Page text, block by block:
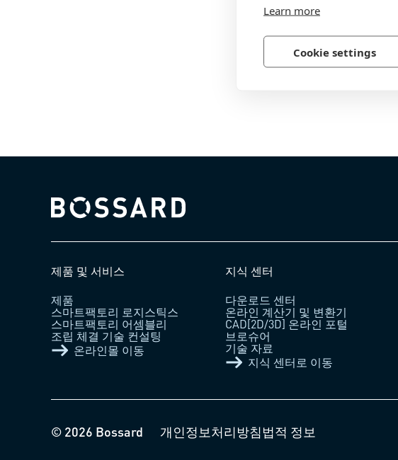
Learn more
Cookie settings
Polyamide, PA 6.6, black
Bossard homepage
제품 및 서비스
제품
스마트팩토리 로지스틱스
스마트팩토리 어셈블리
조립 체결 기술 컨설팅
온라인몰 이동
지식 센터
다운로드 센터
온라인 계산기 및 변환기
CAD[2D/3D] 온라인 포털
브로슈어
기술 자료
지식 센터로 이동
개인정보처리방침법적 정보
© 2026 Bossard